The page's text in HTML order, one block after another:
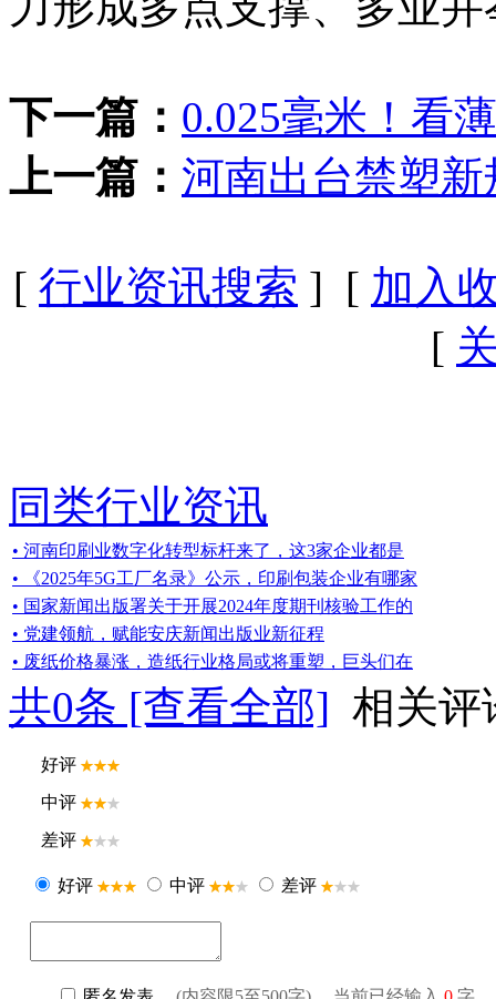
下一篇： 0.025毫米！看
上一篇： 河南出台禁塑
[ 行业资讯搜索 ] [ 加入
[
同类行业资讯
• 河南印刷业数字化转型标杆来了，这3家企业都是
• 《2025年5G工厂名录》公示，印刷包装企业有哪家
• 国家新闻出版署关于开展2024年度期刊核验工作的
• 党建领航，赋能安庆新闻出版业新征程
• 废纸价格暴涨，造纸行业格局或将重塑，巨头们在
共0条 [查看全部] 相关评